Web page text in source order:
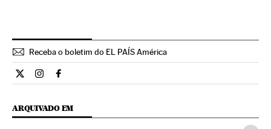
Receba o boletim do EL PAÍS América
Internacional El País Brasil en Twitter
Internacional El País Brasil en Instagram
Internacional El País Brasil en Facebook
ARQUIVADO EM